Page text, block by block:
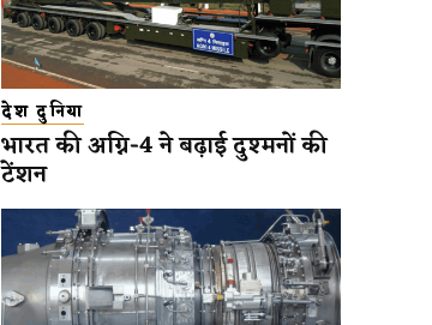
देश दुनिया
भारत की अग्नि-4 ने बढ़ाई दुश्मनों की
टेंशन